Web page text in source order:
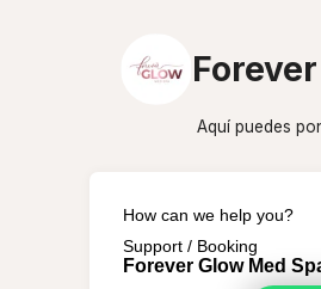
Aquí puedes
How can we help you?
Support / Booking
Forever Glow Med